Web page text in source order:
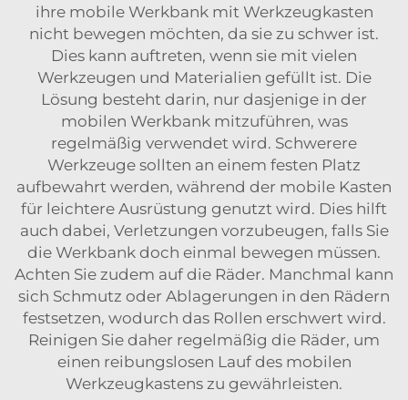
ihre mobile Werkbank mit Werkzeugkasten
nicht bewegen möchten, da sie zu schwer ist.
Dies kann auftreten, wenn sie mit vielen
Werkzeugen und Materialien gefüllt ist. Die
Lösung besteht darin, nur dasjenige in der
mobilen Werkbank mitzuführen, was
regelmäßig verwendet wird. Schwerere
Werkzeuge sollten an einem festen Platz
aufbewahrt werden, während der mobile Kasten
für leichtere Ausrüstung genutzt wird. Dies hilft
auch dabei, Verletzungen vorzubeugen, falls Sie
die Werkbank doch einmal bewegen müssen.
Achten Sie zudem auf die Räder. Manchmal kann
sich Schmutz oder Ablagerungen in den Rädern
festsetzen, wodurch das Rollen erschwert wird.
Reinigen Sie daher regelmäßig die Räder, um
einen reibungslosen Lauf des mobilen
Werkzeugkastens zu gewährleisten.